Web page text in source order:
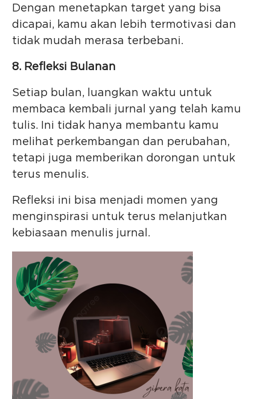
Dengan menetapkan target yang bisa
dicapai, kamu akan lebih termotivasi dan
tidak mudah merasa terbebani.
8. Refleksi Bulanan
Setiap bulan, luangkan waktu untuk
membaca kembali jurnal yang telah kamu
tulis. Ini tidak hanya membantu kamu
melihat perkembangan dan perubahan,
tetapi juga memberikan dorongan untuk
terus menulis.
Refleksi ini bisa menjadi momen yang
menginspirasi untuk terus melanjutkan
kebiasaan menulis jurnal.